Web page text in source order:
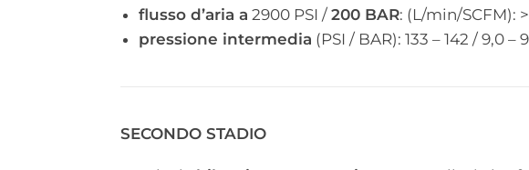
flusso d’aria a 2900 PSI / 200 BAR: (L/min/SCFM):
pressione intermedia (PSI / BAR): 133 – 142 / 9,0 –
SECONDO STADIO